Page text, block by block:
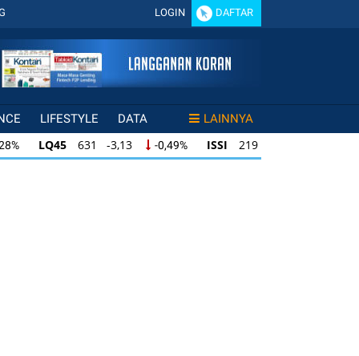
LOGIN DAFTAR
LIFESTYLE DATA LAINNYA
LQ45 631 -3,13 -0,49% ISSI 219 -0,63
LQ45 631 -3,13 -0,49% ISSI 219 -0,63